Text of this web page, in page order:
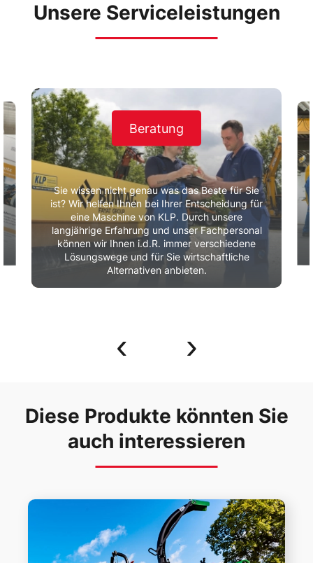
Unsere Serviceleistungen
Beratung
Sie wissen nicht genau was das Beste für Sie
ist? Wir helfen Ihnen bei Ihrer Entscheidung für
eine Maschine von KLP. Durch unsere
langjährige Erfahrung und unser Fachpersonal
können wir Ihnen i.d.R. immer verschiedene
Lösungswege und für Sie wirtschaftliche
Alternativen anbieten.
‹ ›
Diese Produkte könnten Sie
auch interessieren
Mehr lesen